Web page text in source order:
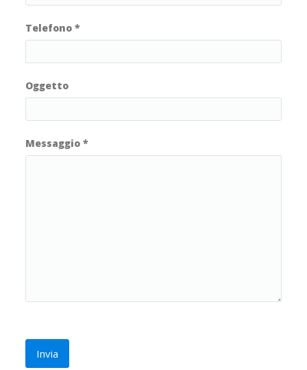
Telefono *
Oggetto
Messaggio *